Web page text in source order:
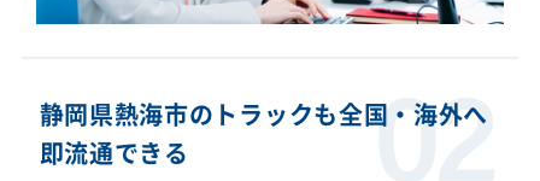
静岡県熱海市のトラックも全国・海外へ
即流通できる